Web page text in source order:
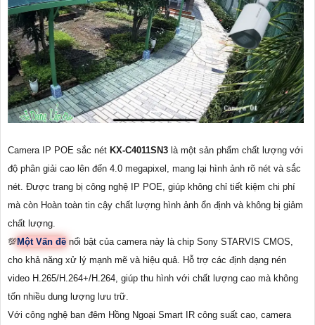
Camera IP POE sắc nét KX-C4011SN3 là một sản phẩm chất lượng với
độ phân giải cao lên đến 4.0 megapixel, mang lại hình ảnh rõ nét và sắc
nét. Được trang bị công nghệ IP POE, giúp không chỉ tiết kiệm chi phí
mà còn Hoàn toàn tin cậy chất lượng hình ảnh ổn định và không bị giảm
chất lượng.
💯Một Vấn đề nổi bật của camera này là chip Sony STARVIS CMOS,
cho khả năng xử lý mạnh mẽ và hiệu quả. Hỗ trợ các định dạng nén
video H.265/H.264+/H.264, giúp thu hình với chất lượng cao mà không
tốn nhiều dung lượng lưu trữ.
Với công nghệ ban đêm Hồng Ngoại Smart IR công suất cao, camera